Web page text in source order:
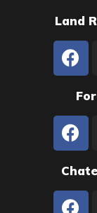
Land